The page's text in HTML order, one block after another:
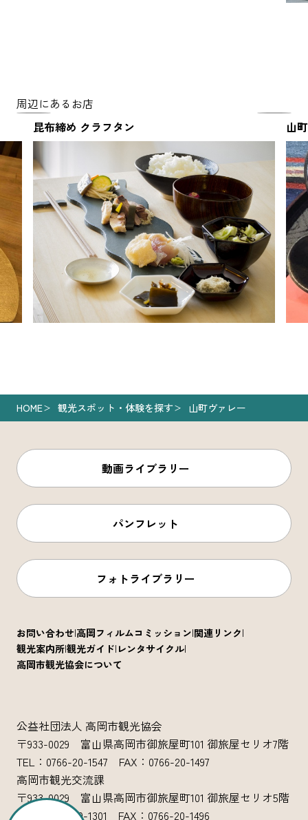
HOME 観光スポット・体験を探す 山町ヴァレー
周辺にあるお店
昆布締め クラフタン
山
動画ライブラリー
パンフレット
フォトライブラリー
お問い合わせ 高岡フィルムコミッション 関連リンク
観光案内所観光ガイド レンタサイクル
高岡市観光協会について
公益社団法人 高岡市観光協会
〒933-0029 富山県高岡市御旅屋町101 御旅屋セリオ7階
TEL：0766-20-1547 FAX：0766-20-1497
高岡市観光交流課
〒933-0029 富山県高岡市御旅屋町101 御旅屋セリオ5階
TEL：0766-20-1301 FAX：0766-20-1496